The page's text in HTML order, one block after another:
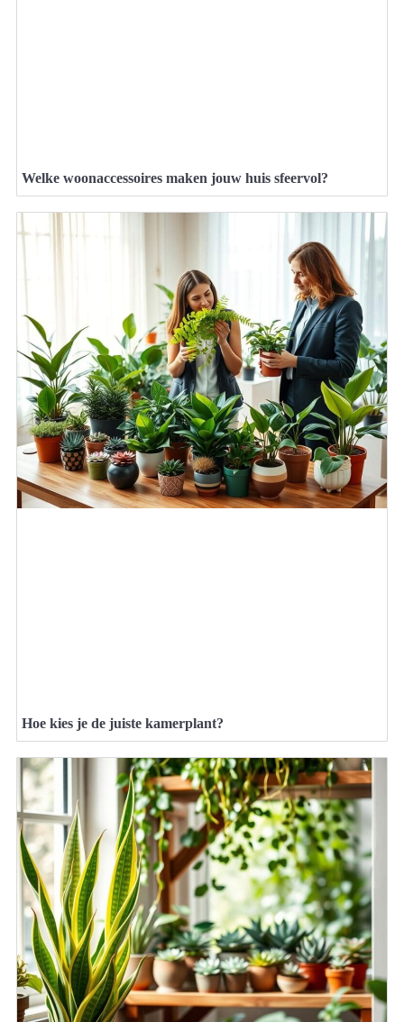
Welke woonaccessoires maken jouw huis sfeervol?
Hoe kies je de juiste kamerplant?